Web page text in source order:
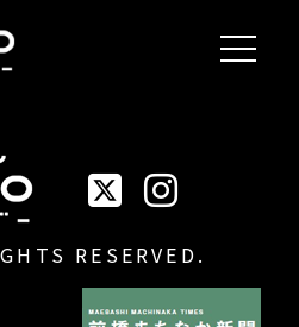
まえばしigoo
RESERVED.